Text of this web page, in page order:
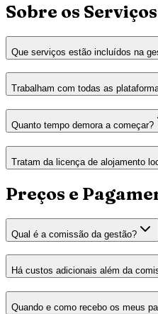
Sobre os Serviços
Que serviços estão incluídos na
Trabalham com todas as
Quanto tempo demora a começar?
Tratam da licença de alojamento
Preços e
Qual é a comissão da gestão?
Há custos adicionais além da
Quando e como recebo os meus